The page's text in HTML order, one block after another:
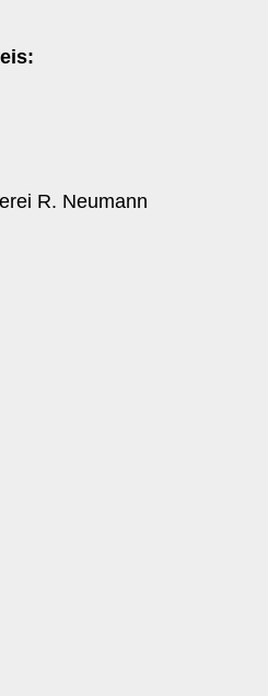
R. Neumann